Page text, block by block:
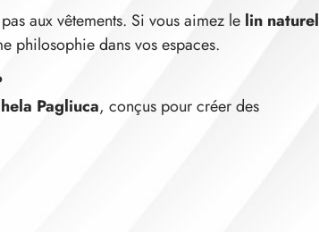
aux vêtements. Si vous aimez le lin naturel
philosophie dans vos espaces.
Pagliuca, conçus pour créer des